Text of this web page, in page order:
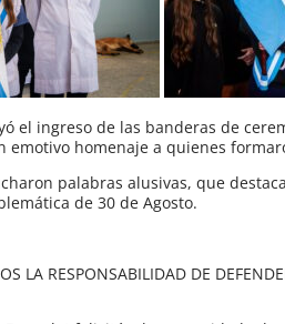
el ingreso de las banderas de
emotivo homenaje a quienes
palabras alusivas, que
de 30 de Agosto.
LA RESPONSABILIDAD DE